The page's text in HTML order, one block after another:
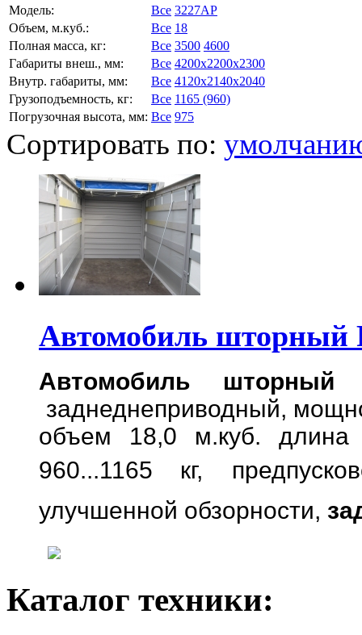
Модель:
Все 3227АР
Объем, м.куб.:
Все 18
Полная масса, кг:
Все 3500 4600
Габариты внеш., мм:
Все 4200x2200x2300
Внутр. габариты, мм:
Все 4120x2140x2040
Грузоподъемность, кг:
Все 1165 (960)
Погрузочная высота, мм: Все 975
Сортировать по:
Автомобиль шторный
Автомобиль
заднеднеприводный,
объем 18,0 м.куб. длина
960...1165 кг,
улучшенной обзорности,
Каталог техники: